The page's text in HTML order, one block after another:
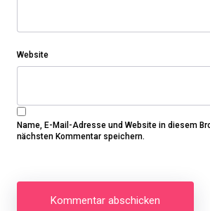
Website
Name, E-Mail-Adresse und Website in diesem
nächsten Kommentar speichern.